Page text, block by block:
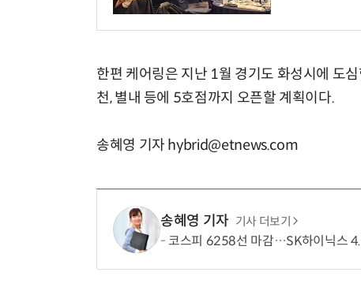
한편 케어링은 지난 1월 경기도 화성시에 도
천, 별내 등에 5호점까지 오픈할 계획이다.
송혜영 기자 hybrid@etnews.com
송혜영 기자 기사 더보기
코스피 6258선 마감…SK하이닉스